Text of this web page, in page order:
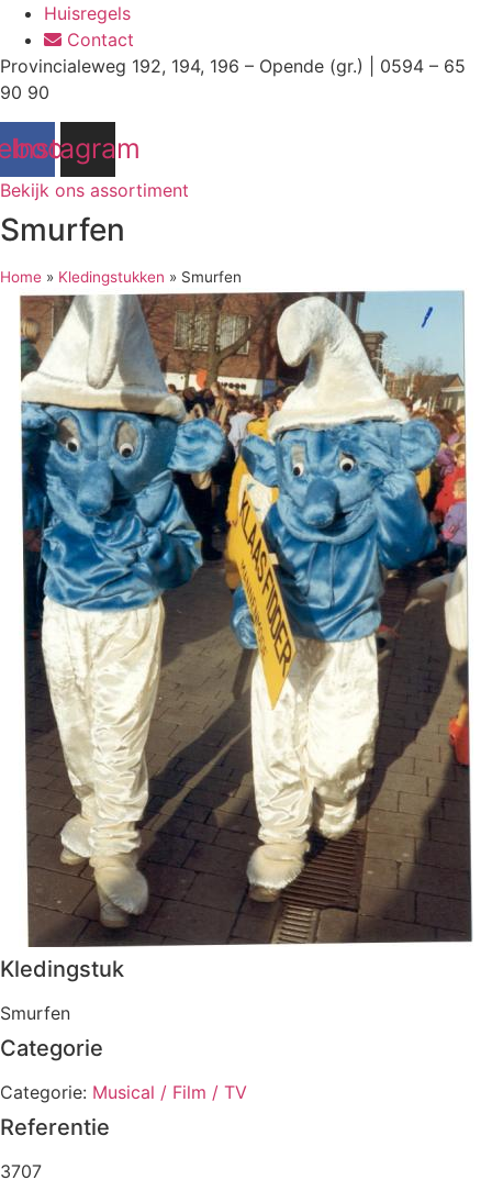
Huisregels
Contact
Provincialeweg 192, 194, 196 – Opende (gr.) | 0594 – 65
90 90
Instagram
Bekijk ons assortiment
Smurfen
Home » Kledingstukken » Smurfen
Kledingstuk
Smurfen
Categorie
Categorie: Musical / Film / TV
Referentie
3707